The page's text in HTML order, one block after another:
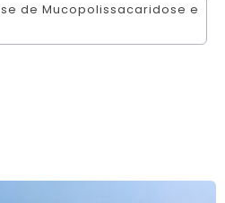
de Mucopolissacaridose e